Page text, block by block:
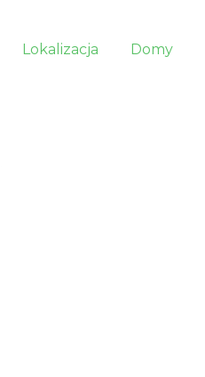
Lokalizacja Domy